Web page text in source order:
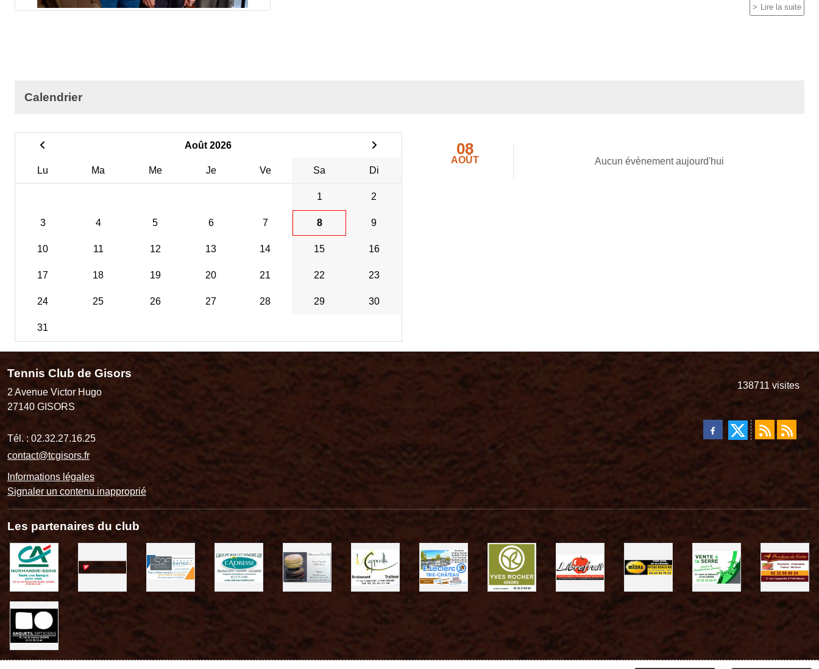
Lire la suite
Calendrier
Août 2026
Lu Ma Me Je Ve Sa Di
1 2
3 4 5 6 7 8 9
10 11 12 13 14 15 16
17 18 19 20 21 22 23
24 25 26 27 28 29 30
31
08
AOÛT Aucun évènement aujourd'hui
Tennis Club de Gisors
2 Avenue Victor Hugo
27140 GISORS
Tél. : 02.32.27.16.25
contact@tcgisors.fr
Informations légales
Signaler un contenu inapproprié
138711 visites
Les partenaires du club